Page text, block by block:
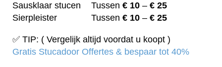
Sausklaar stucen
Tussen € 10 – € 25
Sierpleister
Tussen € 10 – € 25
✅ TIP: ( Vergelijk altijd voordat u koopt )
Gratis Stucadoor Offertes & bespaar tot 40%